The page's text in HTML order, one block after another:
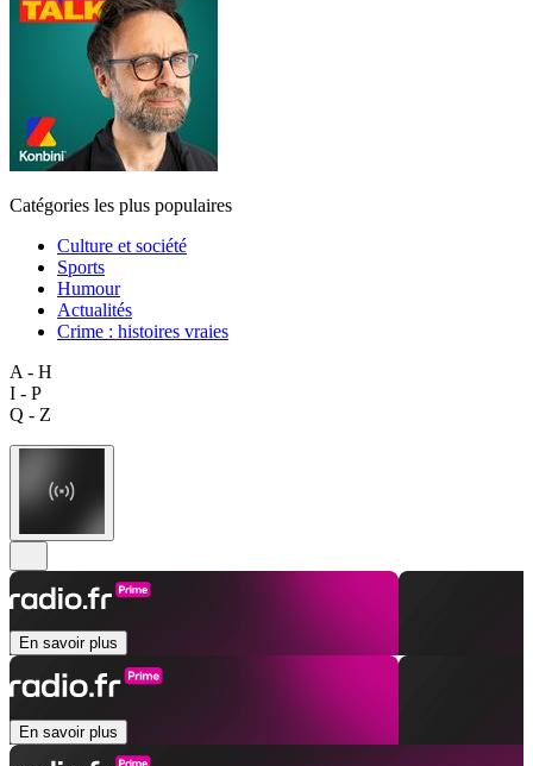
Catégories les plus populaires
Culture et société
Sports
Humour
Actualités
Crime : histoires vraies
A - H
I - P
Q - Z
En savoir plus
En savoir plus